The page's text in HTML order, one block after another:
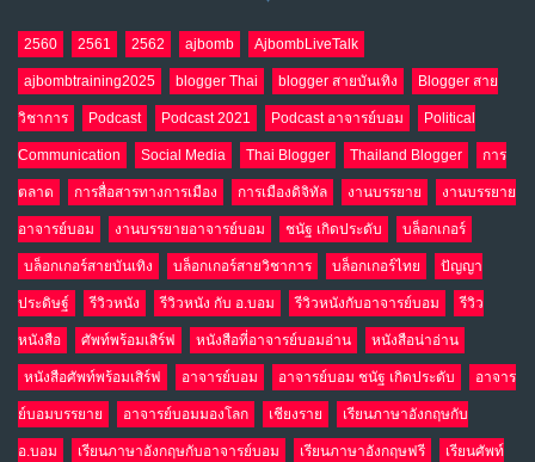
2560 2561 2562 ajbomb AjbombLiveTalk
ajbombtraining2025 blogger Thai blogger สายบันเทิง Blogger สาย
วิชาการ Podcast Podcast 2021 Podcast อาจารย์บอม Political
Communication Social Media Thai Blogger Thailand Blogger การ
ตลาด การสื่อสารทางการเมือง การเมืองดิจิทัล งานบรรยาย งานบรรยาย
อาจารย์บอม งานบรรยายอาจารย์บอม ชนัฐ เกิดประดับ บล็อกเกอร์
บล็อกเกอร์สายบันเทิง บล็อกเกอร์สายวิชาการ บล็อกเกอร์ไทย ปัญญา
ประดิษฐ์ รีวิวหนัง รีวิวหนัง กับ อ.บอม รีวิวหนังกับอาจารย์บอม รีวิว
หนังสือ ศัพท์พร้อมเสิร์ฟ หนังสือที่อาจารย์บอมอ่าน หนังสือน่าอ่าน
หนังสือศัพท์พร้อมเสิร์ฟ อาจารย์บอม อาจารย์บอม ชนัฐ เกิดประดับ อาจาร
ย์บอมบรรยาย อาจารย์บอมมองโลก เชียงราย เรียนภาษาอังกฤษกับ
อ.บอม เรียนภาษาอังกฤษกับอาจารย์บอม เรียนภาษาอังกฤษฟรี เรียนศัพท์